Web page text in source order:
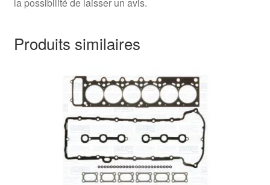
la possibilité de laisser un avis.
Produits similaires